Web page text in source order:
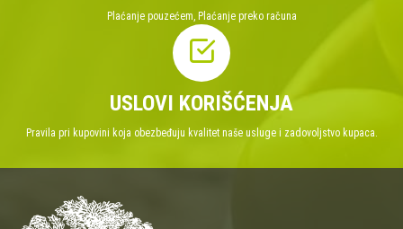
Plaćanje pouzećem, Plaćanje preko računa
USLOVI KORIŠĆENJA
Pravila pri kupovini koja obezbeđuju kvalitet naše usluge i zadovoljstvo kupaca.